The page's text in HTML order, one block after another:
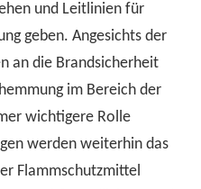
und Leitlinien für
geben. Angesichts der
an die Brandsicherheit
im Bereich der
wichtigere Rolle
werden weiterhin das
Flammschutzmittel